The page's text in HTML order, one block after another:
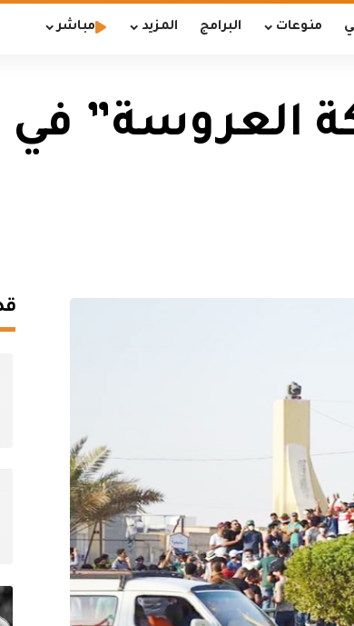
منوعات البرامج المزيد مباشر
العروسة” في